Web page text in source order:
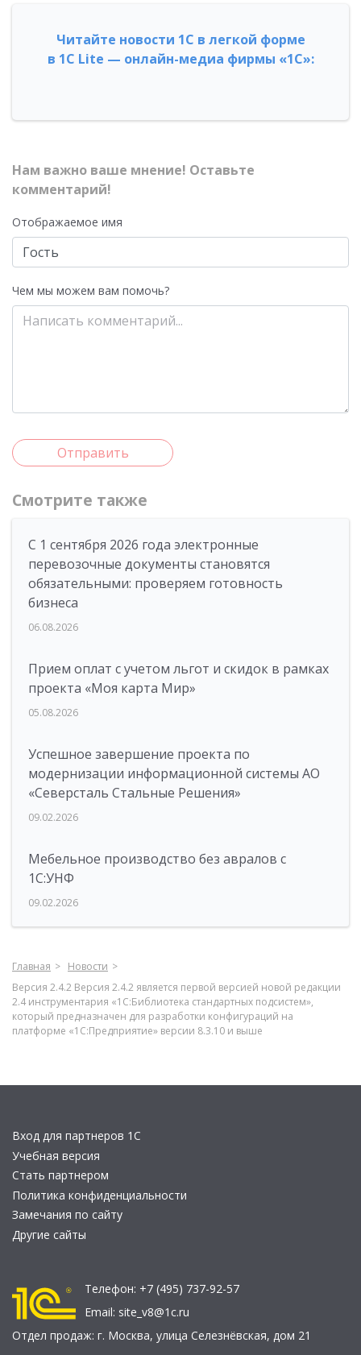
Читайте новости 1С в легкой форме
в 1С Lite — онлайн-медиа фирмы «1С»:
Нам важно ваше мнение! Оставьте
комментарий!
Отображаемое имя
Чем мы можем вам помочь?
Отправить
Смотрите также
С 1 сентября 2026 года электронные
перевозочные документы становятся
обязательными: проверяем готовность
бизнеса
06.08.2026
Прием оплат с учетом льгот и скидок в рамках
проекта «Моя карта Мир»
05.08.2026
Успешное завершение проекта по
модернизации информационной системы АО
«Северсталь Стальные Решения»
09.02.2026
Мебельное производство без авралов с
1С:УНФ
09.02.2026
Главная
Новости
Версия 2.4.2 Версия 2.4.2 является первой версией новой редакции
2.4 инструментария «1С:Библиотека стандартных подсистем»,
который предназначен для разработки конфигураций на
платформе «1С:Предприятие» версии 8.3.10 и выше
Вход для партнеров 1С
Учебная версия
Стать партнером
Политика конфиденциальности
Замечания по сайту
Другие сайты
Телефон: +7 (495) 737-92-57
Email: site_v8@1c.ru
Отдел продаж: г. Москва, улица Селезнёвская, дом 21